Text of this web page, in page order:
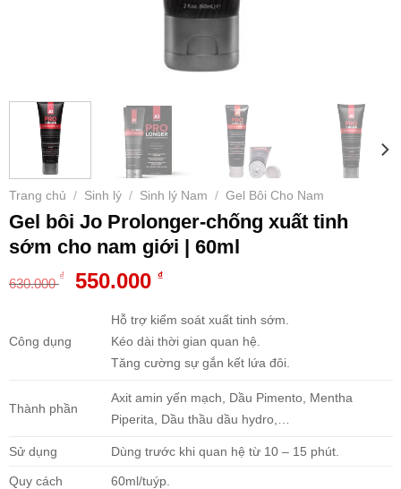
Trang chủ / Sinh lý / Sinh lý Nam / Gel Bôi Cho Nam
Gel bôi Jo Prolonger-chống xuất tinh
sớm cho nam giới | 60ml
630.000₫
Giá
630.000 ₫.
550.000 ₫Giá
tại
là:
550.000 ₫.
Công dụng
Hỗ trợ kiểm soát xuất tinh sớm.
Kéo dài thời gian quan hệ.
Tăng cường sự gắn kết lứa đôi.
Thành phần
Axit amin yến mạch, Dầu Pimento, Mentha
Piperita, Dầu thầu dầu hydro,…
Sử dụng Dùng trước khi quan hệ từ 10 – 15 phút.
Quy cách 60ml/tuýp.